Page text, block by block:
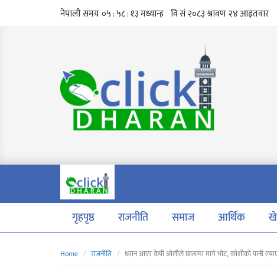
गृहपृष्ठ राजनीति समाज आर्थिक
Home राजनीति धरान आएर केपी ओलीले छातामा मागे भोट, कोशीको पानी